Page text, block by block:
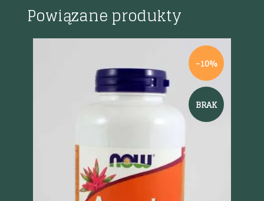
Powiązane produkty
-10%
BRAK
Szybki podgląd